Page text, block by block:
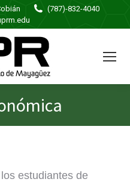
(787)-832-4040
here:
estudiantes de